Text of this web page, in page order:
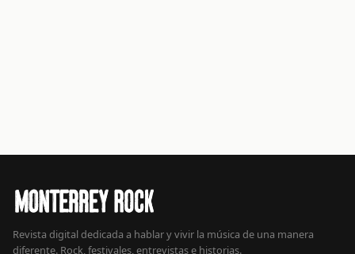
Revista digital dedicada a hablar y vivir la música de una manera
diferente. Rock, festivales, entrevistas e historias.